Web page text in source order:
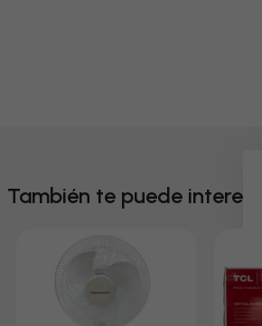
También te puede interesar